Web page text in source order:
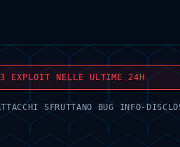
NELLE ULTIME 24H
SFRUTTANO BUG INFO-